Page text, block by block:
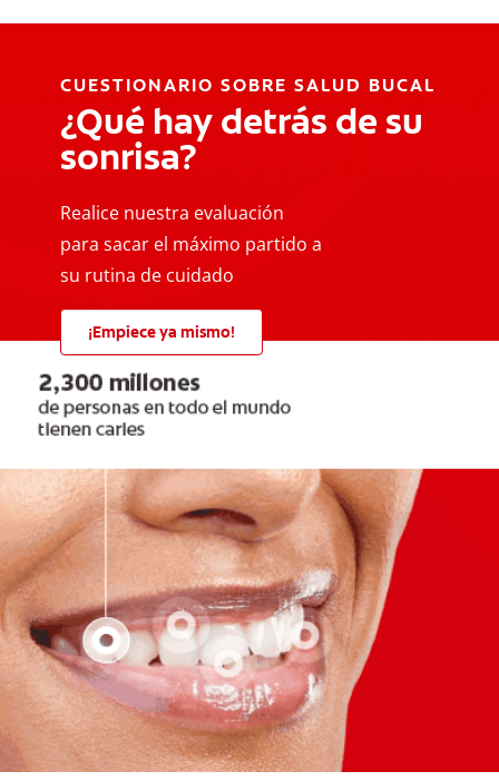
CUESTIONARIO SOBRE SALUD BUCAL
¿Qué hay detrás de su
sonrisa?
Realice nuestra evaluación
para sacar el máximo partido a
su rutina de cuidado
¡Empiece ya mismo!